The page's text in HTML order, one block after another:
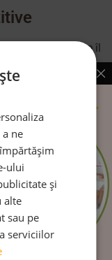
potenţială care îl
ne
ului
și
alte
sau pe
serviciilor